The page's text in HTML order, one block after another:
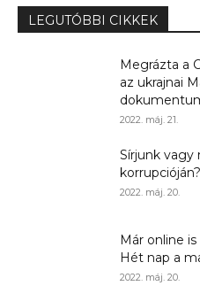
LEGUTÓBBI CIKKEK
Megrázta a
az ukrajnai
2022. máj. 21.
Sírjunk vagy
2022. máj. 20.
Már online
Hét nap a
2022. máj. 20.